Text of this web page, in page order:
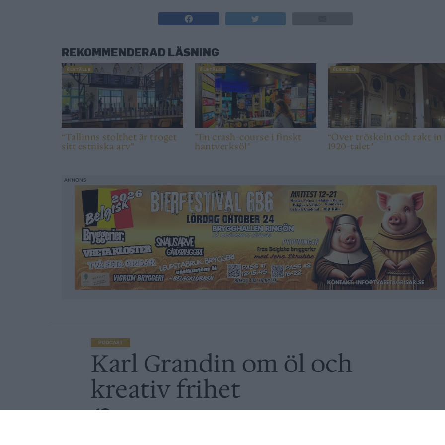
REKOMMENDERAD LÄSNING
ÖLSTÄLLE
“Tallinns stolthet är troget
sitt estniska arv”
ÖLSTÄLLE
”En crash-course i finskt
hantverksöl”
ÖLSTÄLLE
“Över tröskeln och rakt in
1920-talet”
PODCAST
Karl Grandin om öl och
kreativ frihet